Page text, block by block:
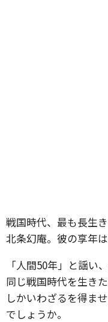
戦国時代、最も長生
北条幻庵。彼の享年
「人間50年」と謡い
同じ戦国時代を生き
しかいわざるを得ま
でしょうか。